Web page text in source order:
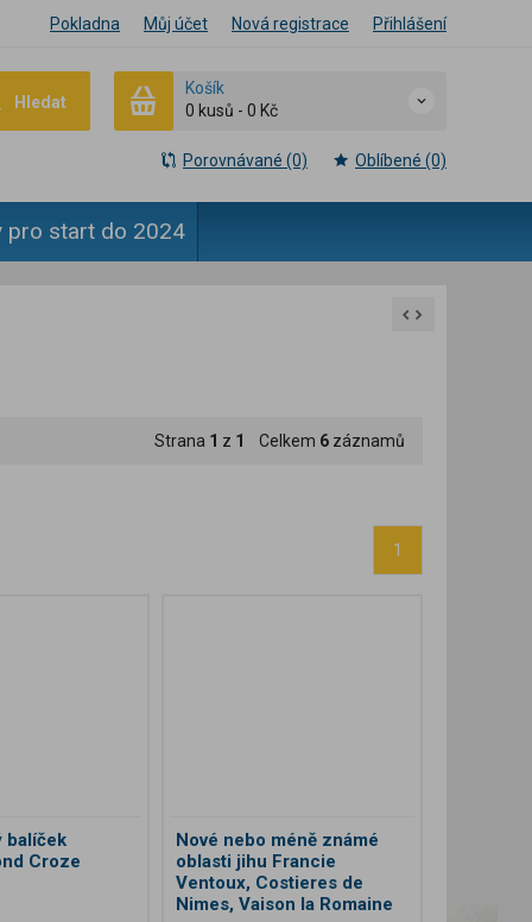
Pokladna Můj účet Nová registrace Přihlášení
Hledat
Košík
0 kusů - 0 Kč
Porovnávané (0) Oblíbené (0)
pro start do 2024
Strana 1 z 1 Celkem 6 záznamů
1
balíček
Croze
Nové nebo méně známé
oblasti jihu Francie
Ventoux, Costieres de
Nimes, Vaison la Romaine